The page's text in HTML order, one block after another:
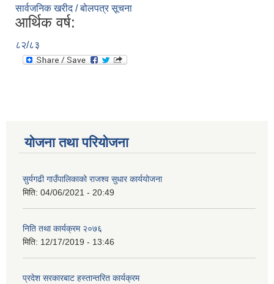
सार्वजनिक खरीद / बोलपत्र सूचना
आर्थिक वर्ष:
८२/८३
योजना तथा परियोजना
सुर्यगढी गाउँपालिकाको राजश्व सुधार कार्ययोजना
मिति: 04/06/2021 - 20:49
निति तथा कार्यक्रम २०७६
मिति: 12/17/2019 - 13:46
प्रदेश सरकारबाट हस्तान्तरित कार्यक्रम